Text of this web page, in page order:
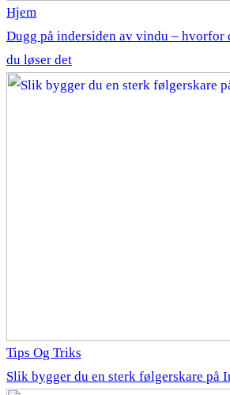
Hjem
Dugg på indersiden av vindu – hvorfor
du løser det
Tips Og Triks
Slik bygger du en sterk følgerskare på